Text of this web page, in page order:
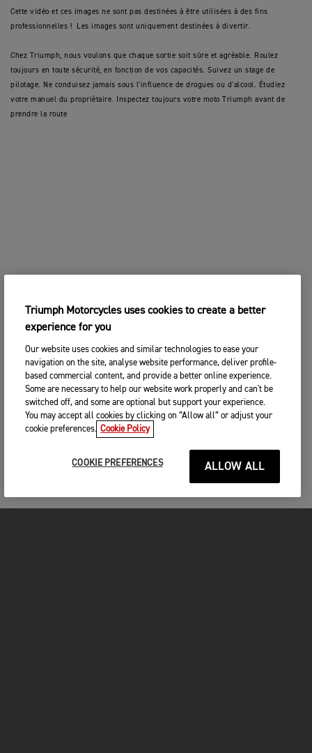
Cette vidéo et ces images ne sont pas destinées à être utilisées à des fins
professionnelles ! Les images sont uniquement destinées à divertir.
Chez Triumph, nous voulons que chaque sortie soit sûre et agréable. Roulez
toujours en toute sécurité, en fonction de vos capacités. Suivez un stage de
pilotage. Ne conduisez jamais sous l'influence de drogues ou d'alcool. Étudiez
votre manuel du propriétaire. Inspectez toujours votre moto Triumph avant de
prendre la route
Triumph Motorcycles uses cookies to create a better
experience for you
Our website uses cookies and similar technologies to ease your
navigation on the site, analyse website performance, deliver profile-
based commercial content, and provide a better online experience.
Some are necessary to help our website work properly and can't be
switched off, and some are optional but support your experience.
You may accept all cookies by clicking on “Allow all” or adjust your
cookie preferences. Cookie Policy
COOKIE PREFERENCES ALLOW ALL